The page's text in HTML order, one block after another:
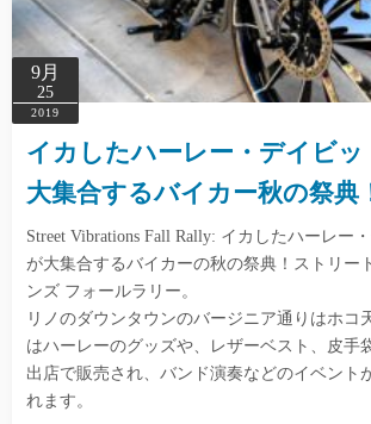
9月
25
2019
イカしたハーレー・デイビ
大集合するバイカー秋の祭典
Street Vibrations Fall Rally: イカしたハーレー
が大集合するバイカーの秋の祭典！ストリー
ンズ フォールラリー。
リノのダウンタウンのバージニア通りはホコ
はハーレーのグッズや、レザーベスト、皮手
出店で販売され、バンド演奏などのイベント
れます。